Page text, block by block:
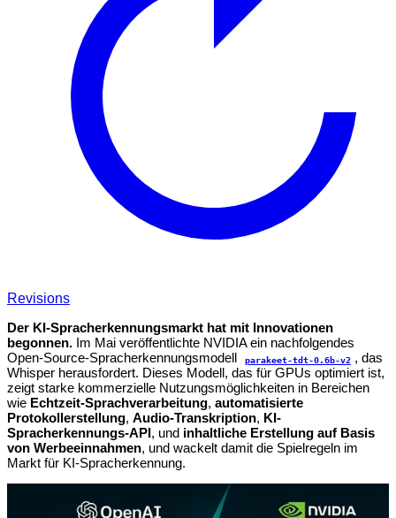
Revisions
Der KI-Spracherkennungsmarkt hat mit Innovationen
begonnen. Im Mai veröffentlichte NVIDIA ein nachfolgendes
Open-Source-Spracherkennungsmodell
parakeet-tdt-0.6b-v2 , das
Whisper herausfordert. Dieses Modell, das für GPUs optimiert ist,
zeigt starke kommerzielle Nutzungsmöglichkeiten in Bereichen
wie Echtzeit-Sprachverarbeitung, automatisierte
Protokollerstellung, Audio-Transkription, KI-
Spracherkennungs-API, und inhaltliche Erstellung auf Basis
von Werbeeinnahmen, und wackelt damit die Spielregeln im
Markt für KI-Spracherkennung.